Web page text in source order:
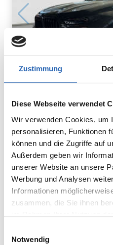
Zustimmung
Diese Webseite verwendet
Wir verwenden Cookies, um
personalisieren, Funktionen
können und die Zugriffe auf
Außerdem geben wir
unserer Website an unsere
Werbung und Analysen
Informationen
zusammen, die Sie ihnen
Notwendig
Diesel 0
5 Sitze
8 Gänge
7.5 l/100km (WLTP)
CO2-Emissionen kombiniert:
196 g/km (WLTP)